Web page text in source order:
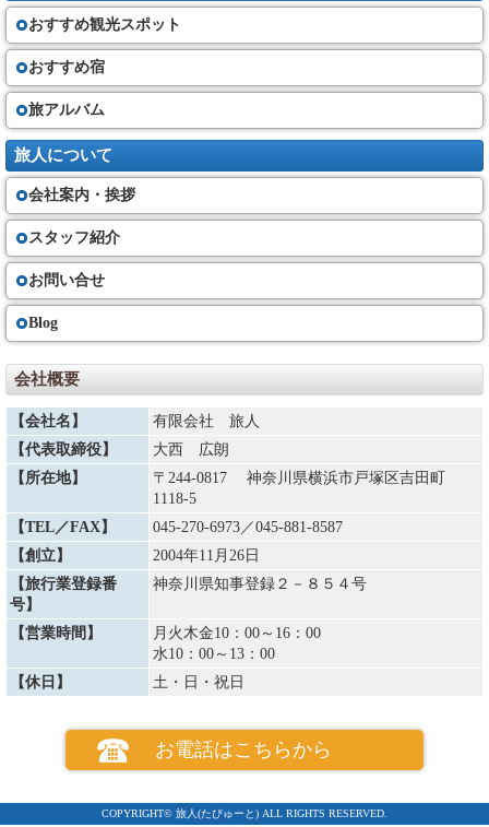
（６）旅行契約は、当社が契約の締結を承諾し、旅行代金を受領した時に
成立するものとします。
①当社は、旅行契約が成立した場合は速やかに、旅行日程、旅行サービス
の内容、旅行代金その他の旅行条件及び当社の責任に関する事項を記載し
た書面（以下「契約書面」という）を お客さまにお渡します。
②契約書面で、確定された旅行日程又は運送若しくは宿泊機関の名称が記
載できない場合には、これらの確定状況を記載した書面（最終日程表）
（以下「確定書面」という）を旅行開始日の前日までに交付いたします。
但し、旅行開始日の前日から起算してさかのぼって７日前に当る日以降に
旅行契約の申込みがなされた場合は、旅行開始日当日に確定書面を交付す
る場合があります。また、交付期日前であってもお問い合わせいただけれ
ば当社は手配状況についてご説明いたします。
お客様の交替
（７）お客さまは、当社の承諾を得て、契約上の地位を第三者に譲り渡す
ことができます。場合によっては、所定の手数料を頂く事がございます。
旅行契約内容・代金の変更
の中止、官公署の命令、当初の運行計画によらない運送サービスの提供そ
の他の当社の関与できない事由が生じた場合、契約内容を変更することが
あります。またその変更に伴い旅行代金を変更することがあります。著し
い経済情勢の変動により通常予想される程度を大幅に超えて利用する運送
機関の運賃・料金の改定があった場合は、旅行代金を変更することがあり
ます。増額の場合は旅行開始日の前日から起算してさかのぼって１５日目
にあたる日より前にお知らせします。
②複数人数で宿泊施設等を利用する場合、申し込んだお客様の一方が契約
を解除したために旅行代金を増額する場合、契約を解除したお客様から取
消料を申し受けるほか、参加されるお客様から追加代金を申し受けます。
③減額する場合は運賃・料金の減少額だけ旅行代金を減額します。なお、
払戻すべき金額が生じる場合は、契約書面に記載した旅行終了日の翌日か
ら起算して30日以内に払戻しいたします。
お客様による旅行契約の解除
（８）お客様は、下記の取消料を支払って旅行契約を解除することができ
ます。
①取消料の対象となる旅行代金とは表記の旅行代金に追加代金を加え
た合計額です。
① 契約内容に下記「旅程保証」の変更補償金の支払い対象に該当する
おすすめ観光スポット
おすすめ宿
旅アルバム
旅人について
会社案内・挨拶
スタッフ紹介
お問い合せ
Blog
会社概要
【会社名】
有限会社 旅人
【代表取締役】
大西 広朗
【所在地】
〒244-0817 神奈川県横浜市戸塚区吉田町
1118-5
【TEL／FAX】
045-270-6973 ／045-881-8587
【創立】
2004年11月26日
【旅行業登録番
号】
神奈川県知事登録２－８５４号
【営業時間】
月火木金10：00～16：00
水10：00～13：00
【休日】
土・日・祝日
お電話はこちらから
COPYRIGHT© 旅人(たびゅーと) ALL RIGHTS RESERVED.